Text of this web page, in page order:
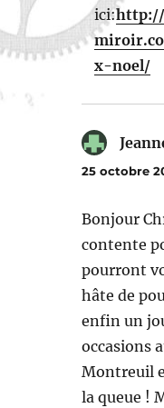
ici:http://
x-noel/
25 octobre
Bonjour
contente
pourront
hâte de
enfin un
occasions
Montreuil
la queue !